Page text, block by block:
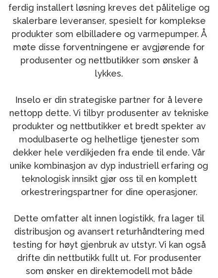
ferdig installert løsning kreves det pålitelige og
skalerbare leveranser, spesielt for komplekse
produkter som elbilladere og varmepumper. Å
møte disse forventningene er avgjørende for
produsenter og nettbutikker som ønsker å
lykkes.
Inselo er din strategiske partner for å levere
nettopp dette. Vi tilbyr produsenter av tekniske
produkter og nettbutikker et bredt spekter av
modulbaserte og helhetlige tjenester som
dekker hele verdikjeden fra ende til ende. Vår
unike kombinasjon av dyp industriell erfaring og
teknologisk innsikt gjør oss til en komplett
orkestreringspartner for dine operasjoner.
Dette omfatter alt innen logistikk, fra lager til
distribusjon og avansert returhåndtering med
testing for høyt gjenbruk av utstyr. Vi kan også
drifte din nettbutikk fullt ut. For produsenter
som ønsker en direktemodell mot både